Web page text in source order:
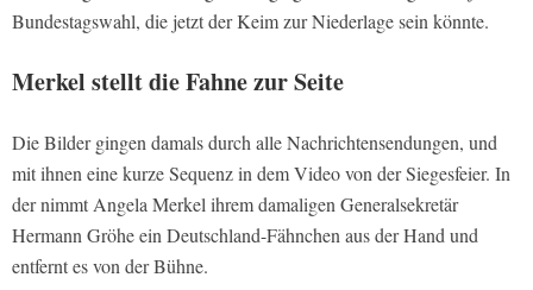
Bundestagswahl, die jetzt der Keim zur Niederlage sein könnte.
Merkel stellt die Fahne zur Seite
Die Bilder gingen damals durch alle Nachrichtensendungen, und
mit ihnen eine kurze Sequenz in dem Video von der Siegesfeier. In
der nimmt Angela Merkel ihrem damaligen Generalsekretär
Hermann Gröhe ein Deutschland-Fähnchen aus der Hand und
entfernt es von der Bühne.